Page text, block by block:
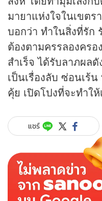
มายาแห่งใจในเขต
บอกว่า ทำในสิ่งที่รัก
ต้องตามครรลองคร
สำเร็จ ได้รับลาภผล
เป็นเรื่องลับ ซ่อนเร้
คุ้ย เปิดโปงที่จะทำใ
แชร์